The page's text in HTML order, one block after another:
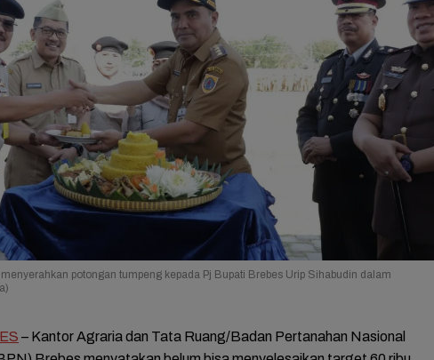
potongan tumpeng kepada Pj Bupati Brebes Urip Sihabudin dalam
– Kantor Agraria dan Tata Ruang/Badan Pertanahan Nasional